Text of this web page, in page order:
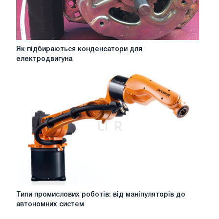
Як
Як підбираються конденсатори для
електродвигуна
Типи
промислових
Типи промислових роботів: від маніпуляторів до
автономних систем